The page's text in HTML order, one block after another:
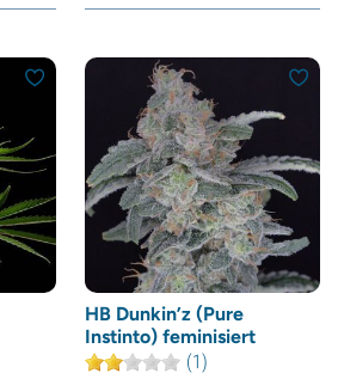
HB Dunkin’z (Pure
Instinto) feminisiert
(1)